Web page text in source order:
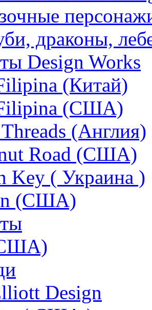
драконы,
Design Works
(Китай)
(США)
(Англия)
Road (США)
Key ( Украина )
(США)
Design